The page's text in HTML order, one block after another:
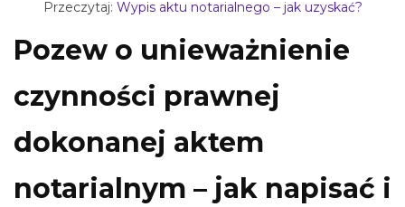
Przeczytaj: Wypis aktu notarialnego – jak uzyskać?
Pozew o unieważnienie
czynności prawnej
dokonanej aktem
notarialnym – jak napisać i